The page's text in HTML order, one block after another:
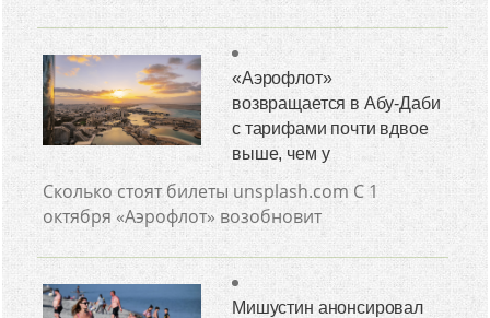
«Аэрофлот»
возвращается в Абу-Даби
с тарифами почти вдвое
выше, чем у
Сколько стоят билеты unsplash.com С 1
октября «Аэрофлот» возобновит
Мишустин анонсировал